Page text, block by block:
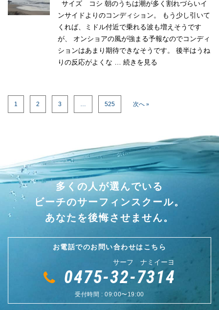
サイズ コシ 朝のうちは潮が多く割れづらいイ
ンサイドよりのコンディション。 もう少し引いて
くれば、ミドル付近で乗れる波も増えそうです
が、 オンショアの風が強まる予報なのでコンディ
ションはあまり期待できなそうです。 後半はうね
りの反応がよくな … 続きを見る
1 2 3 525 次へ »
多くの人が選んでいる
ビーチのサーフィンスクール。
あなたを後悔させません。
お電話でのお問い合わせはこちら
サーフ ナミイーヨ
0475-32-7314
受付時間 : 09:00〜19:00